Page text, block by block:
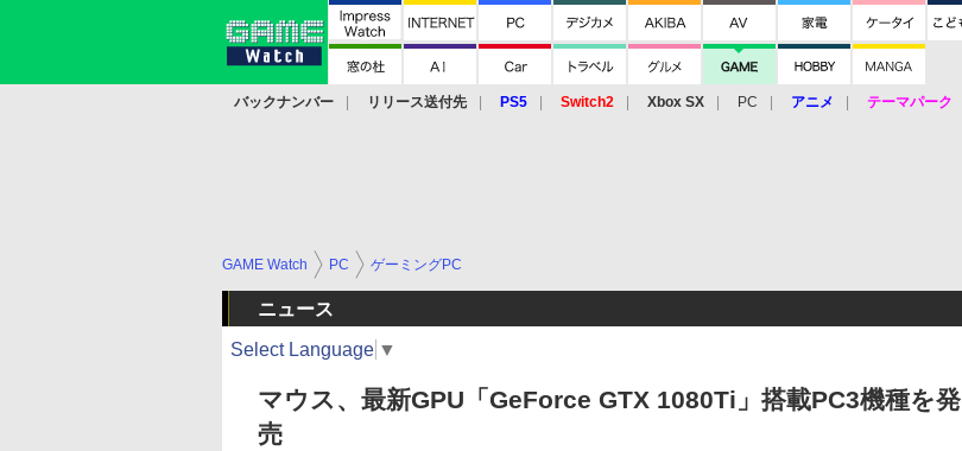
バックナンバー リリース送付先 PS5 Switch2 Xbox SX PC アニメ テーマパーク
GAME Watch PC ゲーミングPC
ニュース
Select Language ▼
マウス、最新GPU「GeForce GTX 1080Ti」搭載PC3機種を発
売